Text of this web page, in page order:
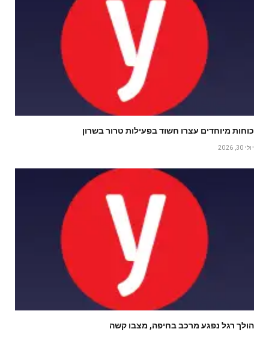
כוחות מיוחדים עצרו חשוד בפעילות טרור בשרון
יולי 30, 2026
הולך רגל נפגע מרכב בחיפה, מצבו קשה